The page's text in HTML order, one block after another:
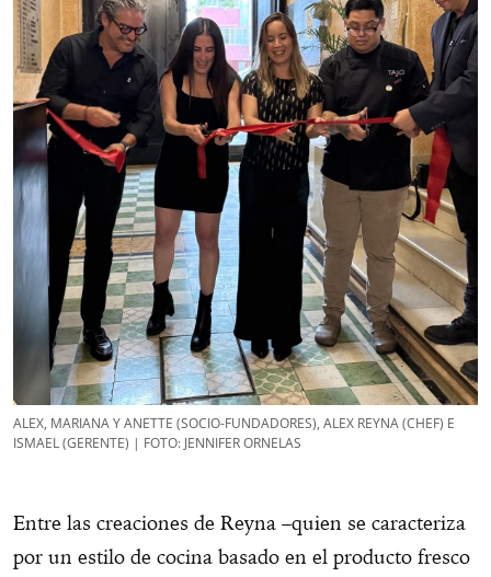
ALEX, MARIANA Y ANETTE (SOCIO-FUNDADORES), ALEX REYNA (CHEF) E
ISMAEL (GERENTE) | FOTO: JENNIFER ORNELAS
Entre las creaciones de Reyna –quien se caracteriza
por un estilo de cocina basado en el producto fresco